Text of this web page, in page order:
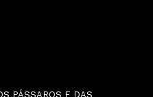
PÁSSAROS E DAS